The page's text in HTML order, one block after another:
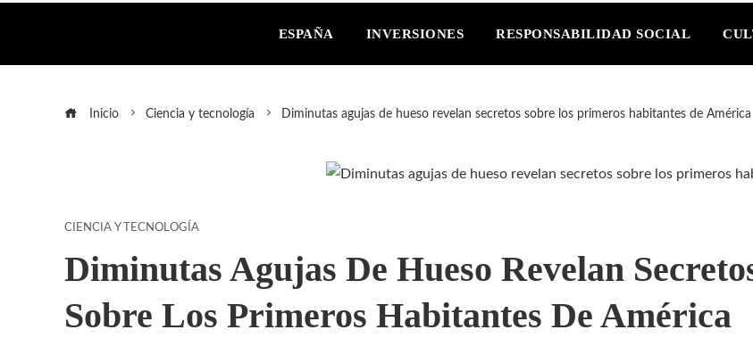
ESPAÑA INVERSIONES RESPONSABILIDAD SOCIAL
Inicio Ciencia y tecnología Diminutas agujas de hueso revelan secretos sobre los primeros habitantes de América
CIENCIA Y TECNOLOGÍA
Diminutas Agujas De Hueso Revelan
Sobre Los Primeros Habitantes De América